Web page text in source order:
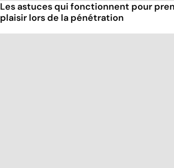
Les astuces qui fonctionnent pour
plaisir lors de la pénétration